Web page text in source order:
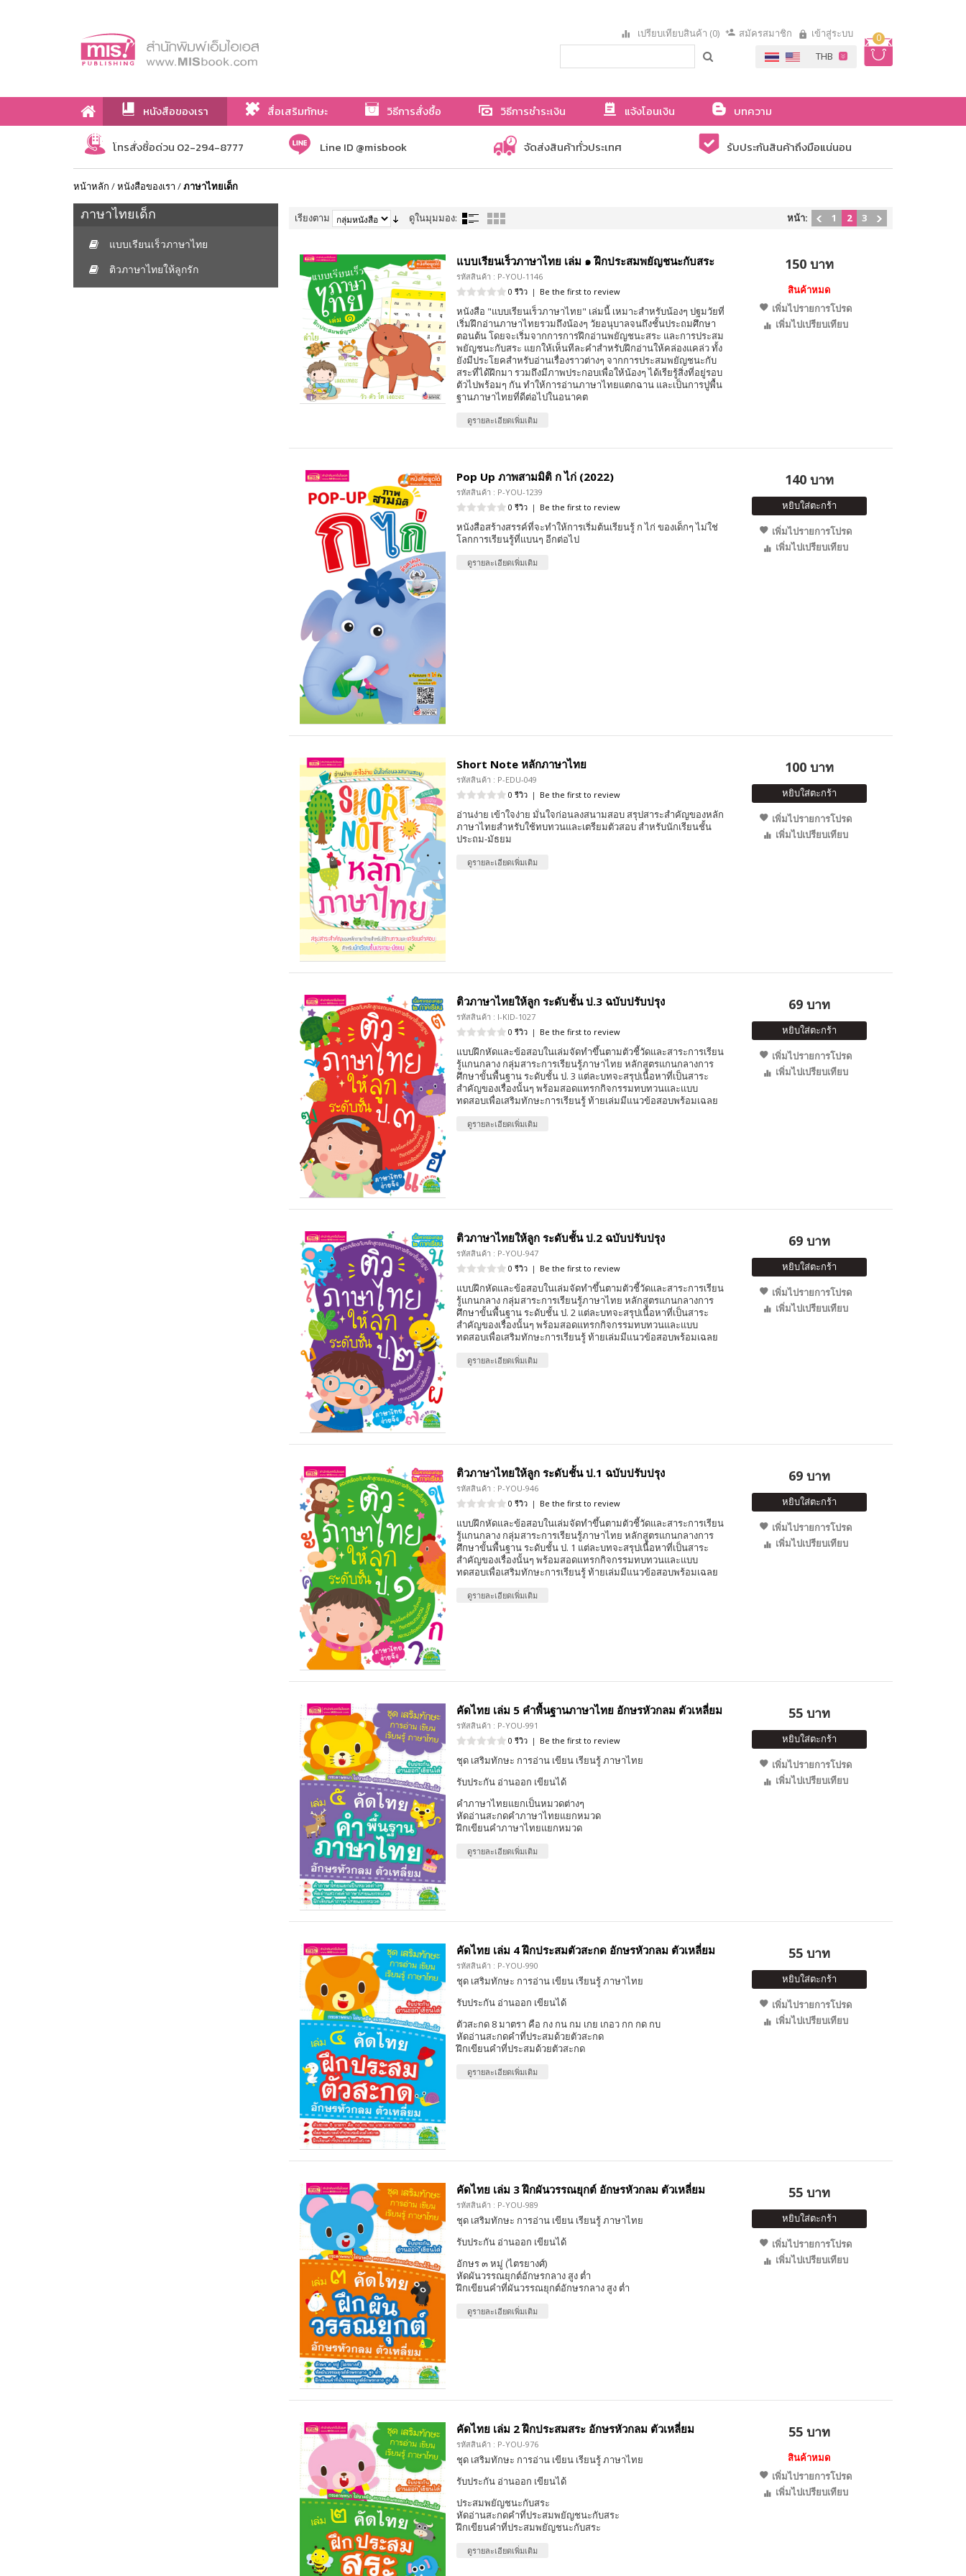
0
เปรียบเทียบสินค้า (0) สมัครสมาชิก เข้าสู่ระบบ
หนังสือของเรา สื่อเสริมทักษะ วิธีการสั่งซื้อ วิธีการชำระเงิน แจ้งโอนเงิน
บทความ
เกี่ยวกับเรา
โทรสั่งซื้อด่วน 02-294-8777 Line ID @misbook จัดส่งสินค้าทั่วประเทศ รับประกันสินค้าถึงมือแน่นอน
หน้าหลัก /หนังสือของเรา /ภาษาไทยเด็ก
ภาษาไทยเด็ก
แบบเรียนเร็วภาษาไทย
ติวภาษาไทยให้ลูกรัก
เรียงตาม ดูในมุมมอง: หน้า: 1 2 3
แบบเรียนเร็วภาษาไทย เล่ม ๑ ฝึกประสมพยัญชนะกับสระ
รหัสสินค้า : P-YOU-1146
0 รีวิว | Be the first to review
หนังสือ "แบบเรียนเร็วภาษาไทย" เล่มนี้ เหมาะสำหรับน้องๆ ปฐมวัยที่
เริ่มฝึกอ่านภาษาไทยรวมถึงน้องๆ วัยอนุบาลจนถึงชั้นประถมศึกษา
ตอนต้น โดยจะเริ่มจากการการฝึกอ่านพยัญชนะสระ และการประสม
พยัญชนะกับสระ แยกให้เห็นทีละคำสำหรับฝึกอ่านให้คล่องแคล่ว ทั้ง
ยังมีประโยคสำหรับอ่านเรื่องราวต่างๆ จากการประสมพยัญชนะกับ
สระที่ได้ฝึกมา รวมถึงมีภาพประกอบเพื่อให้น้องๆ ได้เรียรู้สิ่งที่อยู่รอบ
ตัวไปพร้อมๆ กัน ทำให้การอ่านภาษาไทยแตกฉาน และเป็นการปูพื้น
ฐานภาษาไทยที่ดีต่อไปในอนาคต
ดูรายละเอียดเพิ่มเติม
150 บาท
สินค้าหมด
เพิ่มไปรายการโปรด
เพิ่มไปเปรียบเทียบ
Pop Up ภาพสามมิติ ก ไก่ (2022)
รหัสสินค้า : P-YOU-1239
0 รีวิว | Be the first to review
หนังสือสร้างสรรค์ที่จะทำให้การเริ่มต้นเรียนรู้ ก ไก่ ของเด็กๆ ไม่ใช่
โลกการเรียนรู้ที่แบนๆ อีกต่อไป
ดูรายละเอียดเพิ่มเติม
140 บาท
หยิบใส่ตะกร้า
เพิ่มไปรายการโปรด
เพิ่มไปเปรียบเทียบ
Short Note หลักภาษาไทย
รหัสสินค้า : P-EDU-049
0 รีวิว | Be the first to review
อ่านง่าย เข้าใจง่าย มั่นใจก่อนลงสนามสอบ สรุปสาระสำคัญของหลัก
ภาษาไทยสำหรับใช้ทบทวนและเตรียมตัวสอบ สำหรับนักเรียนชั้น
ประถม-มัธยม
ดูรายละเอียดเพิ่มเติม
100 บาท
หยิบใส่ตะกร้า
เพิ่มไปรายการโปรด
เพิ่มไปเปรียบเทียบ
ติวภาษาไทยให้ลูก ระดับชั้น ป.3 ฉบับปรับปรุง
รหัสสินค้า : I-KID-1027
0 รีวิว | Be the first to review
แบบฝึกหัดและข้อสอบในเล่มจัดทำขึ้นตามตัวชี้วัดและสาระการเรียน
รู้แกนกลาง กลุ่มสาระการเรียนรู้ภาษาไทย หลักสูตรแกนกลางการ
ศึกษาขั้นพื้นฐาน ระดับชั้น ป. 3 แต่ละบทจะสรุปเนื้อหาที่เป็นสาระ
สำคัญของเรื่องนั้นๆ พร้อมสอดแทรกกิจกรรมทบทวนและแบบ
ทดสอบเพื่อเสริมทักษะการเรียนรู้ ท้ายเล่มมีแนวข้อสอบพร้อมเฉลย
ดูรายละเอียดเพิ่มเติม
69 บาท
หยิบใส่ตะกร้า
เพิ่มไปรายการโปรด
เพิ่มไปเปรียบเทียบ
ติวภาษาไทยให้ลูก ระดับชั้น ป.2 ฉบับปรับปรุง
รหัสสินค้า : P-YOU-947
0 รีวิว | Be the first to review
แบบฝึกหัดและข้อสอบในเล่มจัดทำขึ้นตามตัวชี้วัดและสาระการเรียน
รู้แกนกลาง กลุ่มสาระการเรียนรู้ภาษาไทย หลักสูตรแกนกลางการ
ศึกษาขั้นพื้นฐาน ระดับชั้น ป. 2 แต่ละบทจะสรุปเนื้อหาที่เป็นสาระ
สำคัญของเรื่องนั้นๆ พร้อมสอดแทรกกิจกรรมทบทวนและแบบ
ทดสอบเพื่อเสริมทักษะการเรียนรู้ ท้ายเล่มมีแนวข้อสอบพร้อมเฉลย
ดูรายละเอียดเพิ่มเติม
69 บาท
หยิบใส่ตะกร้า
เพิ่มไปรายการโปรด
เพิ่มไปเปรียบเทียบ
ติวภาษาไทยให้ลูก ระดับชั้น ป.1 ฉบับปรับปรุง
รหัสสินค้า : P-YOU-946
0 รีวิว | Be the first to review
แบบฝึกหัดและข้อสอบในเล่มจัดทำขึ้นตามตัวชี้วัดและสาระการเรียน
รู้แกนกลาง กลุ่มสาระการเรียนรู้ภาษาไทย หลักสูตรแกนกลางการ
ศึกษาขั้นพื้นฐาน ระดับชั้น ป. 1 แต่ละบทจะสรุปเนื้อหาที่เป็นสาระ
สำคัญของเรื่องนั้นๆ พร้อมสอดแทรกกิจกรรมทบทวนและแบบ
ทดสอบเพื่อเสริมทักษะการเรียนรู้ ท้ายเล่มมีแนวข้อสอบพร้อมเฉลย
ดูรายละเอียดเพิ่มเติม
69 บาท
หยิบใส่ตะกร้า
เพิ่มไปรายการโปรด
เพิ่มไปเปรียบเทียบ
คัดไทย เล่ม 5 คำพื้นฐานภาษาไทย อักษรหัวกลม ตัวเหลี่ยม
รหัสสินค้า : P-YOU-991
0 รีวิว | Be the first to review
ชุด เสริมทักษะ การอ่าน เขียน เรียนรู้ ภาษาไทย
รับประกัน อ่านออก เขียนได้
คำภาษาไทยแยกเป็นหมวดต่างๆ
หัดอ่านสะกดคำภาษาไทยแยกหมวด
ฝึกเขียนคำภาษาไทยแยกหมวด
ดูรายละเอียดเพิ่มเติม
55 บาท
หยิบใส่ตะกร้า
เพิ่มไปรายการโปรด
เพิ่มไปเปรียบเทียบ
คัดไทย เล่ม 4 ฝึกประสมตัวสะกด อักษรหัวกลม ตัวเหลี่ยม
รหัสสินค้า : P-YOU-990
ชุด เสริมทักษะ การอ่าน เขียน เรียนรู้ ภาษาไทย
รับประกัน อ่านออก เขียนได้
ตัวสะกด 8 มาตรา คือ กง กน กม เกย เกอว กก กด กบ
หัดอ่านสะกดคำที่ประสมด้วยตัวสะกด
ฝึกเขียนคำที่ประสมด้วยตัวสะกด
ดูรายละเอียดเพิ่มเติม
55 บาท
หยิบใส่ตะกร้า
เพิ่มไปรายการโปรด
เพิ่มไปเปรียบเทียบ
คัดไทย เล่ม 3 ฝึกผันวรรณยุกต์ อักษรหัวกลม ตัวเหลี่ยม
รหัสสินค้า : P-YOU-989
ชุด เสริมทักษะ การอ่าน เขียน เรียนรู้ ภาษาไทย
รับประกัน อ่านออก เขียนได้
อักษร ๓ หมู่ (ไตรยางศ์)
หัดผันวรรณยุกต์อักษรกลาง สูง ต่ำ
ฝึกเขียนคำที่ผันวรรณยุกต์อักษรกลาง สูง ต่ำ
ดูรายละเอียดเพิ่มเติม
55 บาท
หยิบใส่ตะกร้า
เพิ่มไปรายการโปรด
เพิ่มไปเปรียบเทียบ
คัดไทย เล่ม 2 ฝึกประสมสระ อักษรหัวกลม ตัวเหลี่ยม
รหัสสินค้า : P-YOU-976
ชุด เสริมทักษะ การอ่าน เขียน เรียนรู้ ภาษาไทย
รับประกัน อ่านออก เขียนได้
ประสมพยัญชนะกับสระ
หัดอ่านสะกดคำที่ประสมพยัญชนะกับสระ
ฝึกเขียนคำที่ประสมพยัญชนะกับสระ
ดูรายละเอียดเพิ่มเติม
55 บาท
สินค้าหมด
เพิ่มไปรายการโปรด
เพิ่มไปเปรียบเทียบ